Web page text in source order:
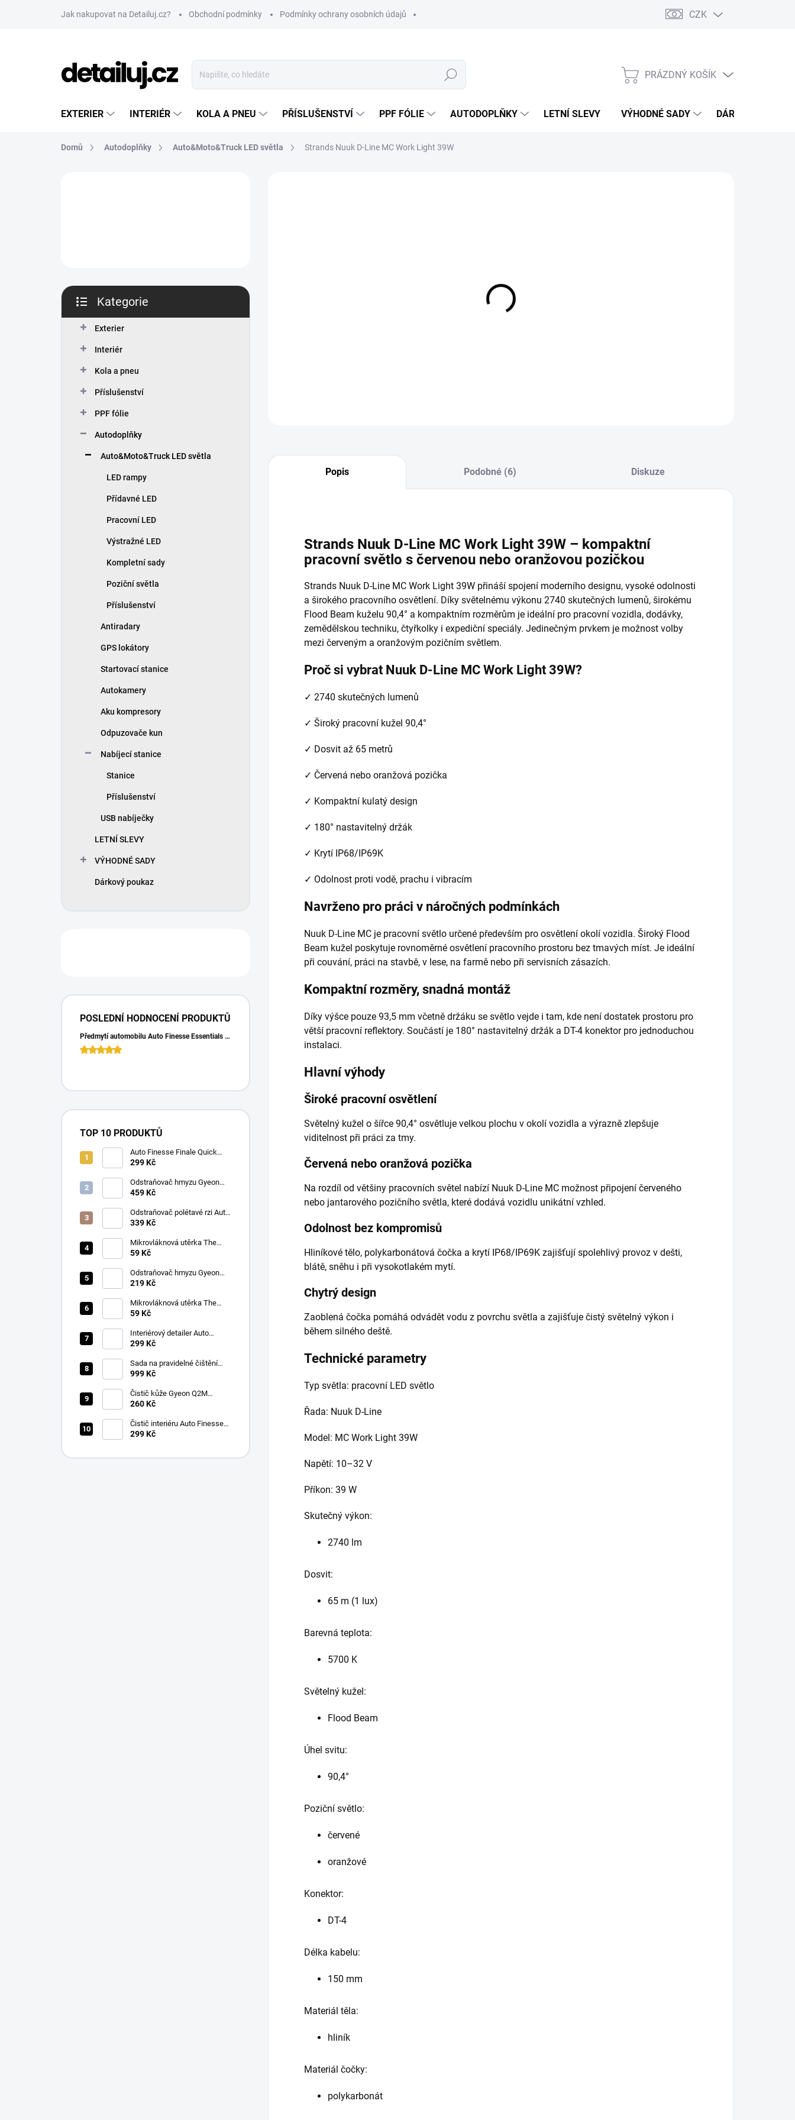
Jak nakupovat na Detailuj.cz? Obchodní podmínky Podmínky ochrany osobních údajů CZK
Hledat
NÁKUPNÍ
PRÁZDNÝ KOŠÍK
EXTERIER INTERIÉR KOLA A PNEU PŘÍSLUŠENSTVÍ PPF FÓLIE AUTODOPLŇKY LETNÍ SLEVY VÝHODNÉ SADY DÁRKOVÝ
Domů Autodoplňky Auto&Moto&Truck LED světla Strands Nuuk D-Line MC Work Light 39W
p
n
kategorie
Kategorie
Exterier
Interiér
Kola a pneu
Příslušenství
PPF fólie
Autodoplňky
Auto&Moto&Truck LED světla
LED rampy
Přídavné LED
Pracovní LED
Výstražné LED
Kompletní sady
Poziční světla
Příslušenství
Antiradary
GPS lokátory
Startovací stanice
Autokamery
Aku kompresory
Odpuzovače kun
Nabíjecí stanice
Stanice
Příslušenství
USB nabíječky
LETNÍ SLEVY
VÝHODNÉ SADY
Dárkový poukaz
POSLEDNÍ HODNOCENÍ PRODUKTŮ
Předmytí automobilu Auto Finesse Essentials Pre-Wash (500 ml)
TOP 10 PRODUKTŮ
Auto Finesse Finale Quick
Detailer (500 ml)
299 Kč
Odstraňovač hmyzu Gyeon
Q2M Bug&Grime (1 L)
459 Kč
Odstraňovač polétavé rzi Auto
Finesse Iron Out
ml)
339 Kč
Mikrovláknová utěrka The
Collection Allround & Coating
Blue)
59 Kč
Odstraňovač hmyzu Gyeon
Q2M Bug&Grime (500 ml)
219 Kč
Mikrovláknová utěrka The
Collection Allround & Coating
59 Kč
Interiérový detailer Auto
Finesse Spritz Interior Detail
299 Kč
Sada na pravidelné čištění
kůže v automobilu od Auto
999 Kč
Čistič kůže Gyeon Q2M
LeatherCleaner NATURAL
260 Kč
Čistič interiéru Auto Finesse
Total Interior Cleaner (500 ml)
299 Kč
Popis Podobné (6) Diskuze
Strands Nuuk D-Line MC Work Light 39W – kompaktní
pracovní světlo s červenou nebo oranžovou pozičkou
Strands Nuuk D-Line MC Work Light 39W přináší spojení moderního designu, vysoké odolnosti
a širokého pracovního osvětlení. Díky světelnému výkonu 2740 skutečných lumenů, širokému
Flood Beam kuželu 90,4° a kompaktním rozměrům je ideální pro pracovní vozidla, dodávky,
zemědělskou techniku, čtyřkolky i expediční speciály. Jedinečným prvkem je možnost volby
mezi červeným a oranžovým pozičním světlem.
Proč si vybrat Nuuk D-Line MC Work Light 39W?
✓ 2740 skutečných lumenů
✓ Široký pracovní kužel 90,4°
✓ Dosvit až 65 metrů
✓ Červená nebo oranžová pozička
✓ Kompaktní kulatý design
✓ 180° nastavitelný držák
✓ Krytí IP68/IP69K
✓ Odolnost proti vodě, prachu i vibracím
Navrženo pro práci v náročných podmínkách
Nuuk D-Line MC je pracovní světlo určené především pro osvětlení okolí vozidla. Široký Flood
Beam kužel poskytuje rovnoměrné osvětlení pracovního prostoru bez tmavých míst. Je ideální
při couvání, práci na stavbě, v lese, na farmě nebo při servisních zásazích.
Kompaktní rozměry, snadná montáž
Díky výšce pouze 93,5 mm včetně držáku se světlo vejde i tam, kde není dostatek prostoru pro
větší pracovní reflektory. Součástí je 180° nastavitelný držák a DT-4 konektor pro jednoduchou
instalaci.
Hlavní výhody
Široké pracovní osvětlení
Světelný kužel o šířce 90,4° osvětluje velkou plochu v okolí vozidla a výrazně zlepšuje
viditelnost při práci za tmy.
Červená nebo oranžová pozička
Na rozdíl od většiny pracovních světel nabízí Nuuk D-Line MC možnost připojení červeného
nebo jantarového pozičního světla, které dodává vozidlu unikátní vzhled.
Odolnost bez kompromisů
Hliníkové tělo, polykarbonátová čočka a krytí IP68/IP69K zajišťují spolehlivý provoz v dešti,
blátě, sněhu i při vysokotlakém mytí.
Chytrý design
Zaoblená čočka pomáhá odvádět vodu z povrchu světla a zajišťuje čistý světelný výkon i
během silného deště.
Technické parametry
Typ světla: pracovní LED světlo
Řada: Nuuk D-Line
Model: MC Work Light 39W
Napětí: 10–32 V
Příkon: 39 W
Skutečný výkon:
2740 lm
Dosvit:
65 m (1 lux)
Barevná teplota:
5700 K
Světelný kužel:
Flood Beam
Úhel svitu:
90,4°
Poziční světlo:
červené
oranžové
Konektor:
DT-4
Délka kabelu:
150 mm
Materiál těla:
hliník
Materiál čočky:
polykarbonát